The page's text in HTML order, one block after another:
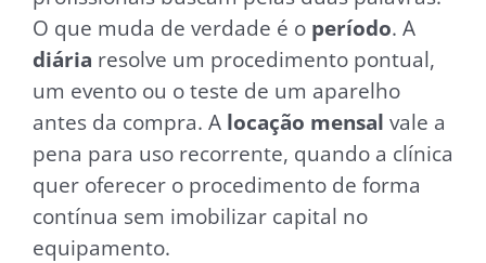
O que muda de verdade é o período. A
diária resolve um procedimento pontual,
um evento ou o teste de um aparelho
antes da compra. A locação mensal vale a
pena para uso recorrente, quando a clínica
quer oferecer o procedimento de forma
contínua sem imobilizar capital no
equipamento.